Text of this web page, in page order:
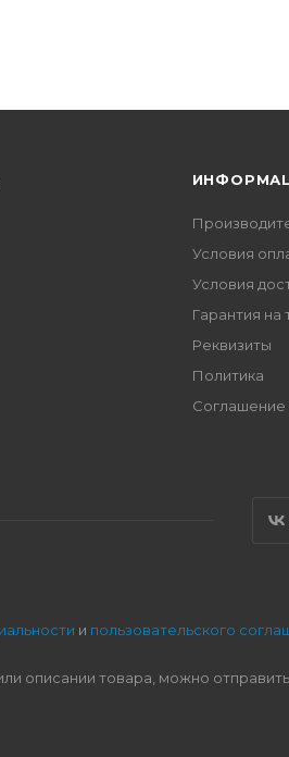
Условия
Условия
Гарантия на
Реквизиты
Политика
Соглашение
и пользовательского
описании товара, можно